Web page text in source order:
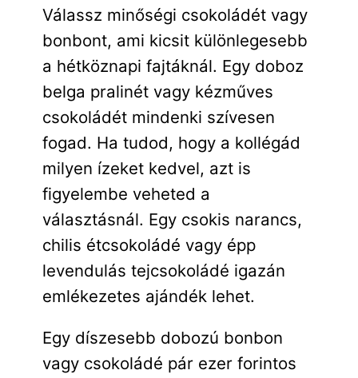
Válassz minőségi csokoládét vagy
bonbont, ami kicsit különlegesebb
a hétköznapi fajtáknál. Egy doboz
belga pralinét vagy kézműves
csokoládét mindenki szívesen
fogad. Ha tudod, hogy a kollégád
milyen ízeket kedvel, azt is
figyelembe veheted a
választásnál. Egy csokis narancs,
chilis étcsokoládé vagy épp
levendulás tejcsokoládé igazán
emlékezetes ajándék lehet.
Egy díszesebb dobozú bonbon
vagy csokoládé pár ezer forintos